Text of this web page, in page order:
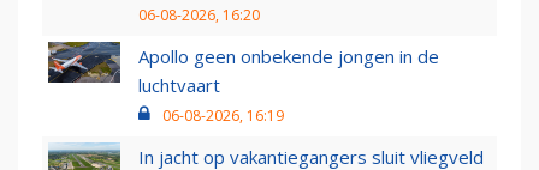
06-08-2026, 16:20
Apollo geen onbekende jongen in de
luchtvaart
06-08-2026, 16:19
In jacht op vakantiegangers sluit vliegveld